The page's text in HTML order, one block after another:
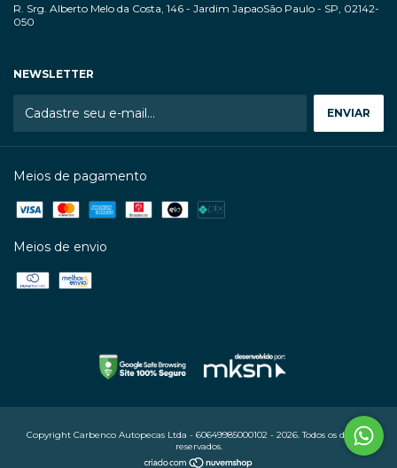
R. Srg. Alberto Melo da Costa, 146 - Jardim JapaoSão Paulo - SP, 02142-
050
NEWSLETTER
Meios de pagamento
Meios de envio
Copyright Carbenco Autopecas Ltda - 60649985000102 - 2026. Todos os direitos
reservados.